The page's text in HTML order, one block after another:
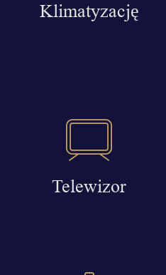
Klimatyzację
Telewizor